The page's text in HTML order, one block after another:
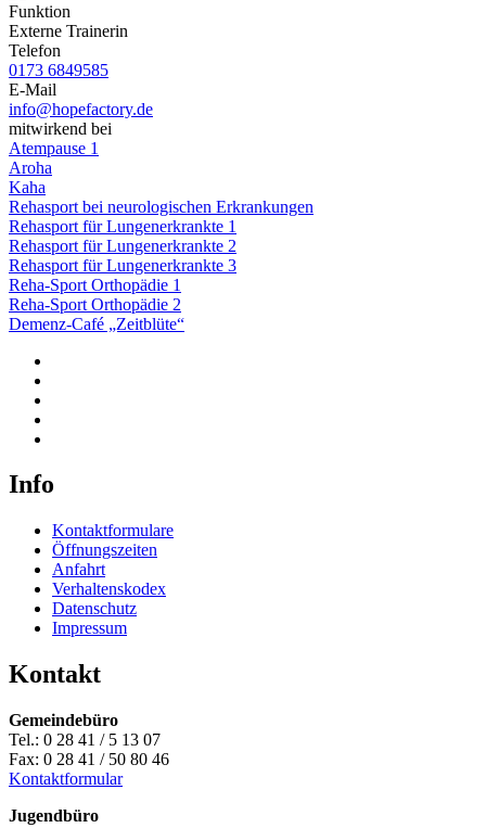
Funktion
Externe Trainerin
Telefon
0173 6849585
E-Mail
info@hopefactory.de
mitwirkend bei
Atempause 1
Aroha
Kaha
Rehasport bei neurologischen Erkrankungen
Rehasport für Lungenerkrankte 1
Rehasport für Lungenerkrankte 2
Rehasport für Lungenerkrankte 3
Reha-Sport Orthopädie 1
Reha-Sport Orthopädie 2
Demenz-Café „Zeitblüte“
Info
Kontaktformulare
Öffnungszeiten
Anfahrt
Verhaltenskodex
Datenschutz
Impressum
Kontakt
Gemeindebüro
Tel.: 0 28 41 / 5 13 07
Fax: 0 28 41 / 50 80 46
Kontaktformular
Jugendbüro